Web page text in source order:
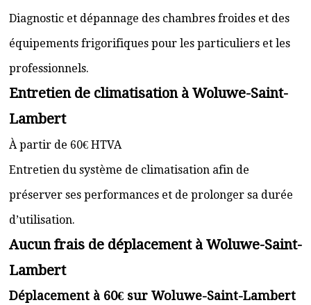
Diagnostic et dépannage des chambres froides et des
équipements frigorifiques pour les particuliers et les
professionnels.
Entretien de climatisation à Woluwe-Saint-
Lambert
À partir de 60€ HTVA
Entretien du système de climatisation afin de
préserver ses performances et de prolonger sa durée
d’utilisation.
Aucun frais de déplacement à Woluwe-Saint-
Lambert
Déplacement à 60€ sur Woluwe-Saint-Lambert